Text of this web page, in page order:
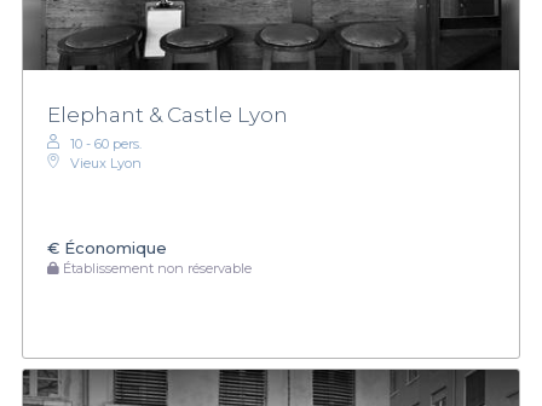
Elephant & Castle Lyon
10 - 60 pers.
Vieux Lyon
€ Économique
Établissement non réservable